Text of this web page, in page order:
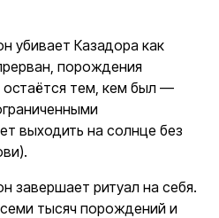
убивает Казадора как
порождения
тем, кем был —
выходить на солнце без
завершает ритуал на себя.
тысяч порождений и